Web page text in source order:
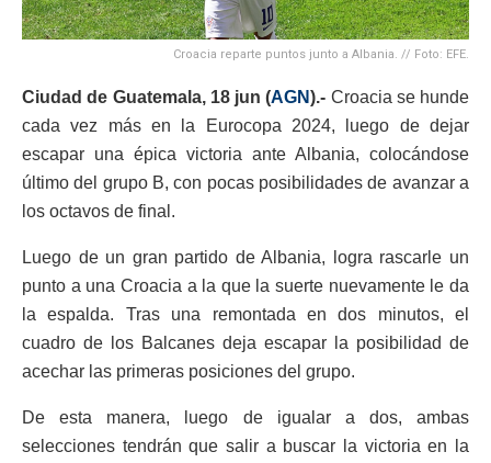
Croacia reparte puntos junto a Albania. // Foto: EFE.
Ciudad de Guatemala, 18jun (AGN).- Croacia se hunde
cada vez más en la Eurocopa 2024, luego de dejar
escapar una épica victoria ante Albania, colocándose
último del grupo B, con pocas posibilidades de avanzar a
los octavos de final.
Luego de un gran partido de Albania, logra rascarle un
punto a una Croacia a la que la suerte nuevamente le da
la espalda. Tras una remontada en dos minutos, el
cuadro de los Balcanes deja escapar la posibilidad de
acechar las primeras posiciones del grupo.
De esta manera, luego de igualar a dos, ambas
selecciones tendrán que salir a buscar la victoria en la